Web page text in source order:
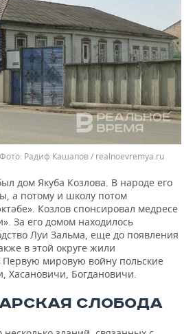
Радиф Кашапов / realnoevremya.ru
дом Якуба Козлова. В народе его
а потому и школу потом
Козлов спонсировал медресе
За его домом находилось
Луи Зальма, еще до появления
в этой округе жили
Первую мировую войну польские
Хасановичи, Богдановичи.
СЛОБОДА